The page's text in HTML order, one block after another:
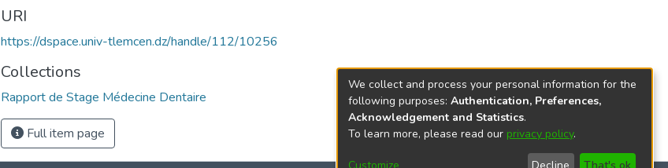
URI
https://dspace.univ-tlemcen.dz/handle/112/10256
Collections
Rapport de Stage Médecine Dentaire
Full item page
We collect and process your personal information for the
following purposes: Authentication, Preferences,
Acknowledgement and Statistics.
To learn more, please read our privacy policy.